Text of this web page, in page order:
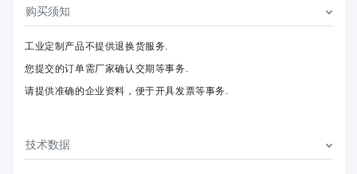
购买须知
工业定制产品不提供退换货服务.
您提交的订单需厂家确认交期等事务.
请提供准确的企业资料，便于开具发票等事务.
技术数据